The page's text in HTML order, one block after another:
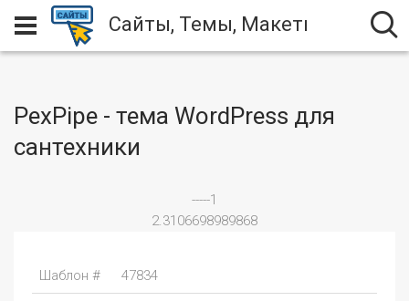
Сайты, Темы, Макеты
PexPipe - тема WordPress для
сантехники
-----1
2.3106698989868
Шаблон # 47834